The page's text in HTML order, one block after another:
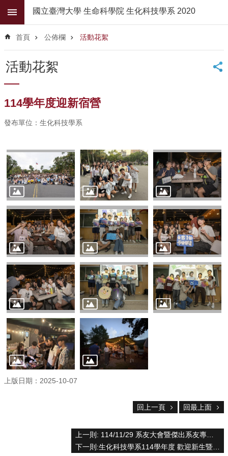
跳到主要內容區塊
階
尋
公
佈
系
介
系
所
師
資
高
中
生
專
區
大
學
部
碩
博
士
班
友
國立臺灣大學 生命科學院 生化科技學系 2020
首頁 公佈欄 活動花絮
活動花絮
114學年度迎新宿營
發布單位：生化科技學系
上版日期：2025-10-07
回上一頁 回最上面
上一則: 114/11/29 系友大會暨傑出系友專題演講
下一則:生化科技學系114學年度 歡迎新生暨家長座談會